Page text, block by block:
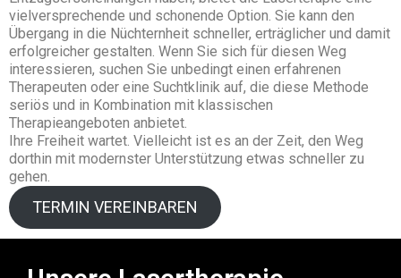
vielversprechende und schonende Option. Sie kann den
Übergang in die Nüchternheit schneller, erträglicher und damit
erfolgreicher gestalten. Wenn Sie sich für diesen Weg
interessieren, suchen Sie unbedingt einen erfahrenen
Therapeuten oder eine Suchtklinik auf, die diese Methode
seriös und in Kombination mit klassischen
Therapieangeboten anbietet.
Ihre Freiheit wartet. Vielleicht ist es an der Zeit, den Weg
dorthin mit modernster Unterstützung etwas schneller zu
gehen.
TERMIN VEREINBAREN